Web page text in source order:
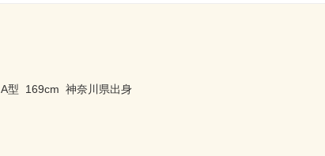
A型 169cm 神奈川県出身